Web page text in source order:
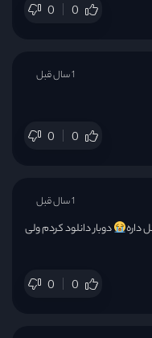
0 0
0 0
1 سال قبل
دوبار دانلود کردم ولی
0 0
1 سال قبل